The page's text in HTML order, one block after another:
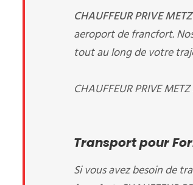
CHAUFFEUR PRIVE METZ
aeroport de francfort.
tout au long de votre
CHAUFFEUR PRIVE
Transport pour
Si vous avez besoin de